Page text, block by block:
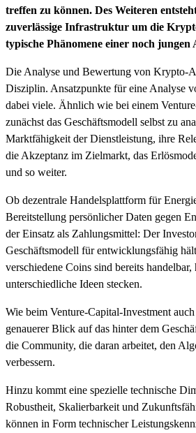
treffen zu können. Des Weiteren
zuverlässige Infrastruktur um die
typische Phänomene einer noch jungen
Die Analyse und Bewertung von Krypto-
Disziplin. Ansatzpunkte für eine Analyse
dabei viele. Ähnlich wie bei einem
zunächst das Geschäftsmodell selbst zu
Marktfähigkeit der Dienstleistung, ihre
die Akzeptanz im Zielmarkt, das
und so weiter.
Ob dezentrale Handelsplattform für
Bereitstellung persönlicher Daten gegen
der Einsatz als Zahlungsmittel: Der
Geschäftsmodell für entwicklungsfähig
verschiedene Coins sind bereits handelbar,
unterschiedliche Ideen stecken.
Wie beim Venture-Capital-Investment
genauerer Blick auf das hinter dem
die Community, die daran arbeitet, den
verbessern.
Hinzu kommt eine spezielle technische
Robustheit, Skalierbarkeit und
können in Form technischer